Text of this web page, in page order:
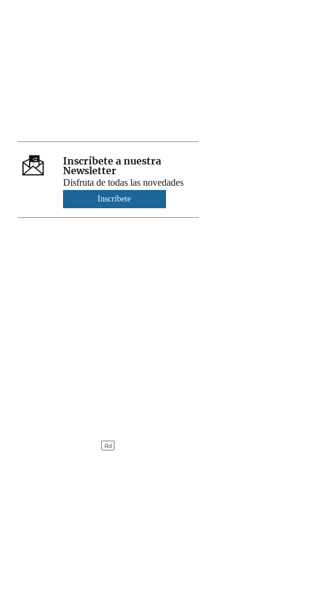
Inscríbete a nuestra
Newsletter
Disfruta de todas las novedades
Inscríbete